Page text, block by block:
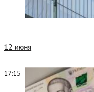
12 июня
17:15